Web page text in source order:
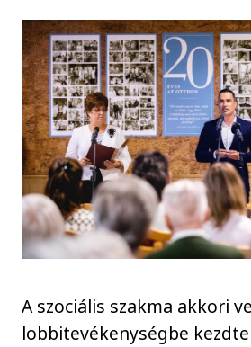
A szociális szakma akkori
lobbitevékenységbe